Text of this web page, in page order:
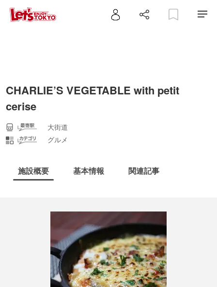
CHARLIE’S VEGETABLE with petit
cerise
大街道
グルメ
施設概要 基本情報 関連記事